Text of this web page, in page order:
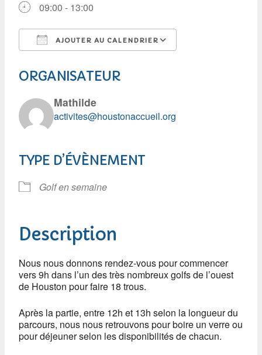
09:00 - 13:00
AJOUTER AU CALENDRIER
ORGANISATEUR
Mathilde
activites@houstonaccueil.org
TYPE D’ÉVÈNEMENT
Golf en semaine
Description
Nous nous donnons rendez-vous pour commencer
vers 9h dans l’un des très nombreux golfs de l’ouest
de Houston pour faire 18 trous.
Après la partie, entre 12h et 13h selon la longueur du
parcours, nous nous retrouvons pour boire un verre ou
pour déjeuner selon les disponibilités de chacun.